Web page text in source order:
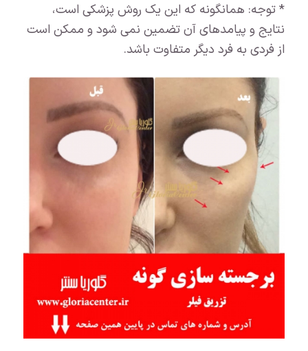
* توجه: همانگونه که این یک روش پزشکی است،
نتایج و پیامدهای آن تضمین نمی شود و ممکن است
از فردی به فرد دیگر متفاوت باشد.